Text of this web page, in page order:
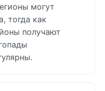
могут
тогда как
получают